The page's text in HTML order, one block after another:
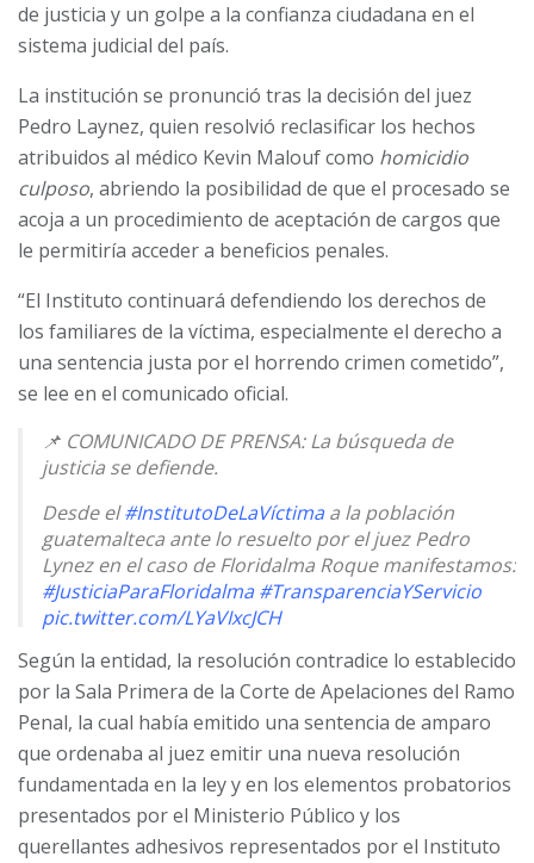
de justicia y un golpe a la confianza ciudadana en el
sistema judicial del país.
La institución se pronunció tras la decisión del juez
Pedro Laynez, quien resolvió reclasificar los hechos
atribuidos al médico Kevin Malouf como homicidio
culposo, abriendo la posibilidad de que el procesado se
acoja a un procedimiento de aceptación de cargos que
le permitiría acceder a beneficios penales.
“El Instituto continuará defendiendo los derechos de
los familiares de la víctima, especialmente el derecho a
una sentencia justa por el horrendo crimen cometido”,
se lee en el comunicado oficial.
📌 COMUNICADO DE PRENSA: La búsqueda de
justicia se defiende.
Desde el#InstitutoDeLaVíctima a la población
guatemalteca ante lo resuelto por el juez Pedro
Lynez en el caso de Floridalma Roque manifestamos:
#JusticiaParaFloridalma #TransparenciaYServicio
pic.twitter.com/LYaVIxcJCH
— Instituto de la Víctima (@idv_gt)June 9, 2025
Según la entidad, la resolución contradice lo establecido
por la Sala Primera de la Corte de Apelaciones del Ramo
Penal, la cual había emitido una sentencia de amparo
que ordenaba al juez emitir una nueva resolución
fundamentada en la ley y en los elementos probatorios
presentados por el Ministerio Público y los
querellantes adhesivos representados por el Instituto